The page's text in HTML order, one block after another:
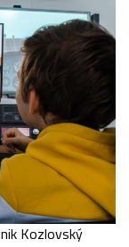
Kozlovský